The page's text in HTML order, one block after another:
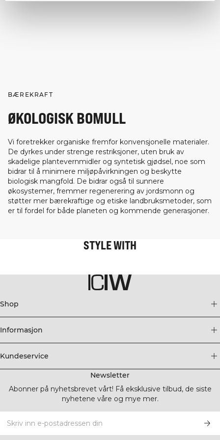
BÆREKRAFT
ØKOLOGISK BOMULL
Vi foretrekker organiske fremfor konvensjonelle materialer.
De dyrkes under strenge restriksjoner, uten bruk av
skadelige plantevernmidler og syntetisk gjødsel, noe som
bidrar til å minimere miljøpåvirkningen og beskytte
biologisk mangfold. De bidrar også til sunnere
økosystemer, fremmer regenerering av jordsmonn og
støtter mer bærekraftige og etiske landbruksmetoder, som
er til fordel for både planeten og kommende generasjoner.
STYLE WITH
Shop
Informasjon
Kundeservice
Newsletter
Abonner på nyhetsbrevet vårt! Få eksklusive tilbud, de siste
nyhetene våre og mye mer.